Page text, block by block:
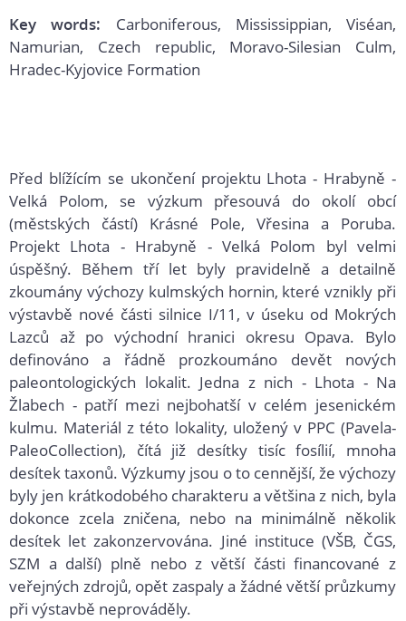
Key words: Carboniferous, Mississippian, Viséan,
Namurian, Czech republic, Moravo-Silesian Culm,
Hradec-Kyjovice Formation
Před blížícím se ukončení projektu Lhota - Hrabyně -
Velká Polom, se výzkum přesouvá do okolí obcí
(městských částí) Krásné Pole, Vřesina a Poruba.
Projekt Lhota - Hrabyně - Velká Polom byl velmi
úspěšný. Během tří let byly pravidelně a detailně
zkoumány výchozy kulmských hornin, které vznikly při
výstavbě nové části silnice I/11, v úseku od Mokrých
Lazců až po východní hranici okresu Opava. Bylo
definováno a řádně prozkoumáno devět nových
paleontologických lokalit. Jedna z nich - Lhota - Na
Žlabech - patří mezi nejbohatší v celém jesenickém
kulmu. Materiál z této lokality, uložený v PPC (Pavela-
PaleoCollection), čítá již desítky tisíc fosílií, mnoha
desítek taxonů. Výzkumy jsou o to cennější, že výchozy
byly jen krátkodobého charakteru a většina z nich, byla
dokonce zcela zničena, nebo na minimálně několik
desítek let zakonzervována. Jiné instituce (VŠB, ČGS,
SZM a další) plně nebo z větší části financované z
veřejných zdrojů, opět zaspaly a žádné větší průzkumy
při výstavbě neprováděly.